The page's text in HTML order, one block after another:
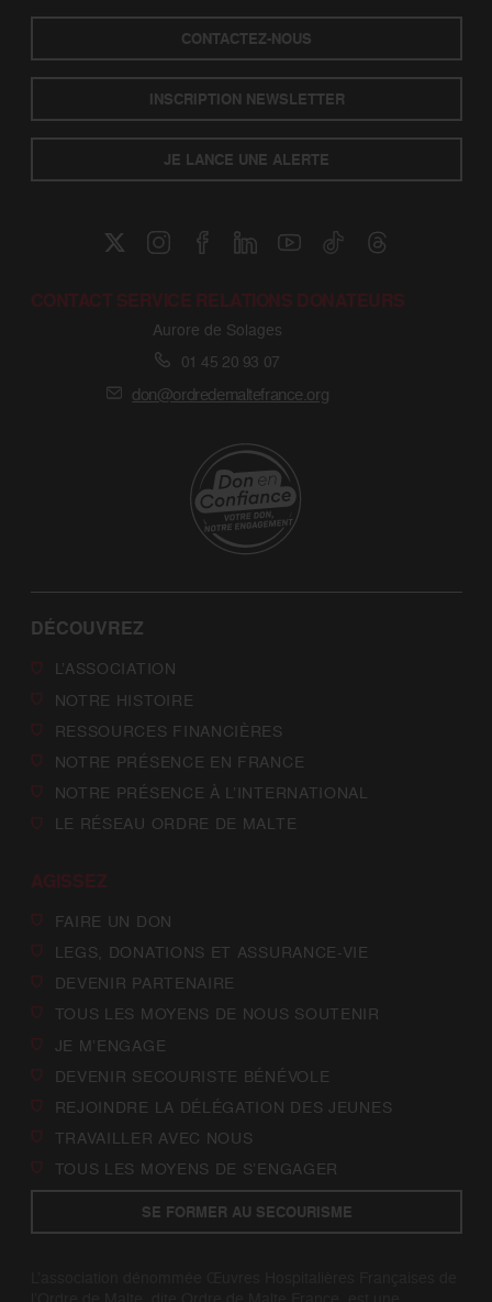
CONTACTEZ-NOUS
INSCRIPTION NEWSLETTER
JE LANCE UNE ALERTE
CONTACT SERVICE RELATIONS DONATEURS
Aurore de Solages
01 45 20 93 07
don@ordredemaltefrance.org
DÉCOUVREZ
L’ASSOCIATION
NOTRE HISTOIRE
RESSOURCES FINANCIÈRES
NOTRE PRÉSENCE EN FRANCE
NOTRE PRÉSENCE À L’INTERNATIONAL
LE RÉSEAU ORDRE DE MALTE
AGISSEZ
FAIRE UN DON
LEGS, DONATIONS ET ASSURANCE-VIE
DEVENIR PARTENAIRE
TOUS LES MOYENS DE NOUS SOUTENIR
JE M’ENGAGE
DEVENIR SECOURISTE BÉNÉVOLE
REJOINDRE LA DÉLÉGATION DES JEUNES
TRAVAILLER AVEC NOUS
TOUS LES MOYENS DE S’ENGAGER
SE FORMER AU SECOURISME